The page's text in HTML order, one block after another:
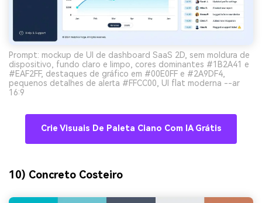
Prompt: mockup de UI de dashboard SaaS 2D, sem moldura de
dispositivo, fundo claro e limpo, cores dominantes #1B2A41 e
#EAF2FF, destaques de gráfico em #00E0FF e #2A9DF4,
pequenos detalhes de alerta #FFCC00, UI flat moderna --ar
16:9
Crie Visuais De Paleta Ciano Com IA Grátis
10) Concreto Costeiro